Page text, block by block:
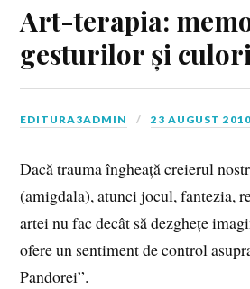
Art-terapia:
gesturilor și
EDITURA3ADMIN 23 AUGUST 2010
Dacă trauma îngheață creierul
(amigdala), atunci jocul, fantezia,
artei nu fac decât să dezghețe
ofere un sentiment de control
Pandorei”.